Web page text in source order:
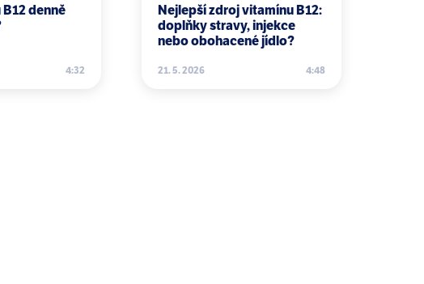
JAMA 2001 285(19):2448 – 2449.
preliminary findings from the
disease and other dementias in
denně
4:32
Nejlepší zdroj vitamínu B12:
doplňky stravy, injekce
nebo obohacené jídlo?
21. 5. 2026 4:48